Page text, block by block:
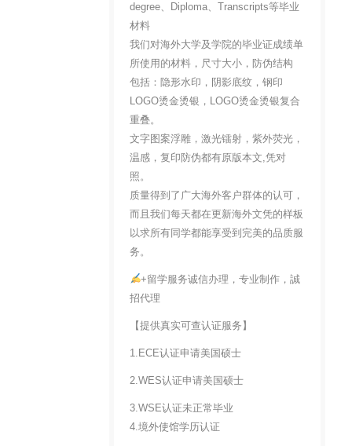
degree、Diploma、Transcripts等毕业
材料
我们对海外大学及学院的毕业证成绩单
所使用的材料，尺寸大小，防伪结构
包括：隐形水印，阴影底纹，钢印
LOGO烫金烫银，LOGO烫金烫银复合
重叠。
文字图案浮雕，激光镭射，紫外荧光，
温感，复印防伪都有原版本文,凭对
照。
质量得到了广大海外客户群体的认可，
而且我们每天都在更新海外文凭的样板
以求所有同学都能享受到完美的品质服
务。
+留学服务诚信办理，专业制作，誠
招代理
【提供真实可查认证服务】
1.ECE认证申请美国硕士
2.WES认证申请美国硕士
3.WSE认证未正常毕业
4.境外使馆学历认证